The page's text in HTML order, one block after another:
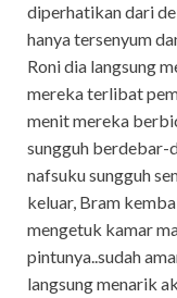
diperhatikan dari
hanya tersenyum
Roni dia langsung
mereka terlibat
menit mereka
sungguh berdebar-
nafsuku sungguh
keluar, Bram
mengetuk kamar
pintunya..sudah
langsung menarik